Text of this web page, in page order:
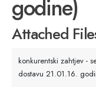
godine)
Attached
konkurentski zahtjev -
dostavu 21.01.16.